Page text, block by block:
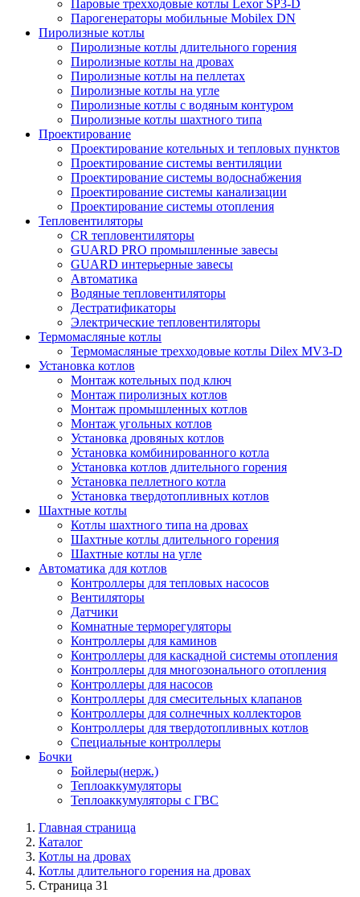
Паровые трехходовые котлы Lexor SP3-D
Парогенераторы мобильные Mobilex DN
Пиролизные котлы
Пиролизные котлы длительного горения
Пиролизные котлы на дровах
Пиролизные котлы на пеллетах
Пиролизные котлы на угле
Пиролизные котлы с водяным контуром
Пиролизные котлы шахтного типа
Проектирование
Проектирование котельных и тепловых пунктов
Проектирование системы вентиляции
Проектирование системы водоснабжения
Проектирование системы канализации
Проектирование системы отопления
Тепловентиляторы
CR тепловентиляторы
GUARD PRO промышленные завесы
GUARD интерьерные завесы
Автоматика
Водяные тепловентиляторы
Дестратификаторы
Электрические тепловентиляторы
Термомасляные котлы
Термомасляные трехходовые котлы Dilex MV3-D
Установка котлов
Монтаж котельных под ключ
Монтаж пиролизных котлов
Монтаж промышленных котлов
Монтаж угольных котлов
Установка дровяных котлов
Установка комбинированного котла
Установка котлов длительного горения
Установка пеллетного котла
Установка твердотопливных котлов
Шахтные котлы
Котлы шахтного типа на дровах
Шахтные котлы длительного горения
Шахтные котлы на угле
Автоматика для котлов
Контроллеры для тепловых насосов
Вентиляторы
Датчики
Комнатные терморегуляторы
Контроллеры для каминов
Контроллеры для каскадной системы отопления
Контроллеры для многозонального отопления
Контроллеры для насосов
Контроллеры для смесительных клапанов
Контроллеры для солнечных коллекторов
Контроллеры для твердотопливных котлов
Специальные контроллеры
Бочки
Бойлеры(нерж.)
Теплоаккумуляторы
Теплоаккумуляторы с ГВС
Главная страница
Каталог
Котлы на дровах
Котлы длительного горения на дровах
Страница 31